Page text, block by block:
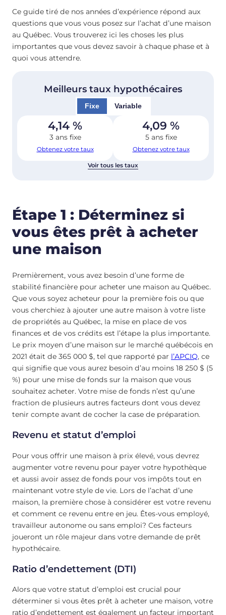
Ce guide tiré de nos années d’expérience répond aux
questions que vous vous posez sur l’achat d’une maison
au Québec. Vous trouverez ici les choses les plus
importantes que vous devez savoir à chaque phase et à
quoi vous attendre.
Meilleurs taux hypothécaires
Fixe Variable
4,14 %
3 ans fixe
Obtenez votre taux
4,09 %
5 ans fixe
Obtenez votre taux
Voir tous les taux
Étape 1 : Déterminez si
vous êtes prêt à acheter
une maison
Premièrement, vous avez besoin d’une forme de
stabilité financière pour acheter une maison au Québec.
Que vous soyez acheteur pour la première fois ou que
vous cherchiez à ajouter une autre maison à votre liste
de propriétés au Québec, la mise en place de vos
finances et de vos crédits est l’étape la plus importante.
Le prix moyen d’une maison sur le marché québécois en
2021 était de 365 000 $, tel que rapporté par l’APCIQ, ce
qui signifie que vous aurez besoin d’au moins 18 250 $ (5
%) pour une mise de fonds sur la maison que vous
souhaitez acheter. Votre mise de fonds n’est qu’une
fraction de plusieurs autres facteurs dont vous devez
tenir compte avant de cocher la case de préparation.
Revenu et statut d’emploi
Pour vous offrir une maison à prix élevé, vous devrez
augmenter votre revenu pour payer votre hypothèque
et aussi avoir assez de fonds pour vos impôts tout en
maintenant votre style de vie. Lors de l’achat d’une
maison, la première chose à considérer est votre revenu
et comment ce revenu entre en jeu. Êtes-vous employé,
travailleur autonome ou sans emploi? Ces facteurs
joueront un rôle majeur dans votre demande de prêt
hypothécaire.
Ratio d’endettement (DTI)
Alors que votre statut d’emploi est crucial pour
déterminer si vous êtes prêt à acheter une maison, votre
ratio d’endettement est également un facteur important